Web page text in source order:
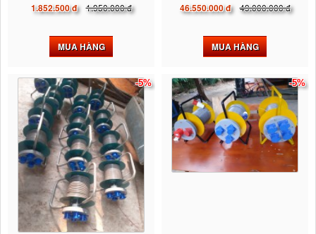
1.852.500 đ 1.950.000 đ
MUA HÀNG
46.550.000 đ 49.000.000 đ
MUA HÀNG
-5% -5%